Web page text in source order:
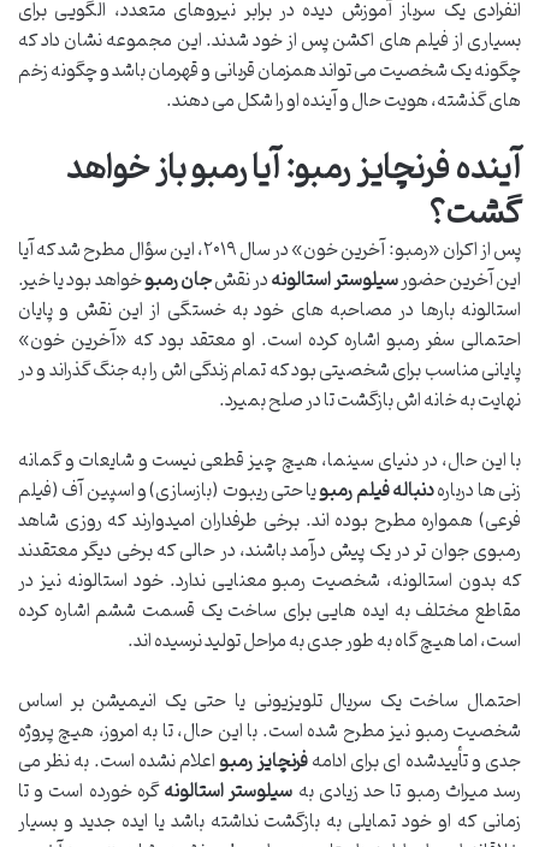
انفرادی یک سرباز آموزش دیده در برابر نیروهای متعدد، الگویی برای
بسیاری از فیلم های اکشن پس از خود شدند. این مجموعه نشان داد که
چگونه یک شخصیت می تواند همزمان قربانی و قهرمان باشد و چگونه زخم
های گذشته، هویت حال و آینده او را شکل می دهند.
آینده فرنچایز رمبو: آیا رمبو باز خواهد
گشت؟
پس از اکران «رمبو: آخرین خون» در سال ۲۰۱۹، این سؤال مطرح شد که آیا
این آخرین حضورسیلوستر استالونهدر نقشجان رمبوخواهد بود یا خیر.
استالونه بارها در مصاحبه های خود به خستگی از این نقش و پایان
احتمالی سفر رمبو اشاره کرده است. او معتقد بود که «آخرین خون»
پایانی مناسب برای شخصیتی بود که تمام زندگی اش را به جنگ گذراند و در
نهایت به خانه اش بازگشت تا در صلح بمیرد.
با این حال، در دنیای سینما، هیچ چیز قطعی نیست و شایعات و گمانه
زنی ها دربارهدنباله فیلم رمبویا حتی ریبوت (بازسازی) و اسپین آف (فیلم
فرعی) همواره مطرح بوده اند. برخی طرفداران امیدوارند که روزی شاهد
رمبوی جوان تر در یک پیش درآمد باشند، در حالی که برخی دیگر معتقدند
که بدون استالونه، شخصیت رمبو معنایی ندارد. خود استالونه نیز در
مقاطع مختلف به ایده هایی برای ساخت یک قسمت ششم اشاره کرده
است، اما هیچ گاه به طور جدی به مراحل تولید نرسیده اند.
احتمال ساخت یک سریال تلویزیونی یا حتی یک انیمیشن بر اساس
شخصیت رمبو نیز مطرح شده است. با این حال، تا به امروز، هیچ پروژه
جدی و تأییدشده ای برای ادامهفرنچایز رمبواعلام نشده است. به نظر می
رسد میراث رمبو تا حد زیادی بهسیلوستر استالونهگره خورده است و تا
زمانی که او خود تمایلی به بازگشت نداشته باشد یا ایده جدید و بسیار